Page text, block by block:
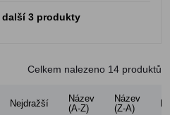
další 3 produkty
Celkem nalezeno 14 produktů
Nejdražší
Název
(A-Z)
Název
(Z-A)